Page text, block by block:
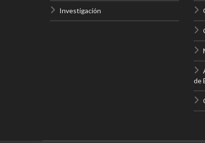
Investigación
de